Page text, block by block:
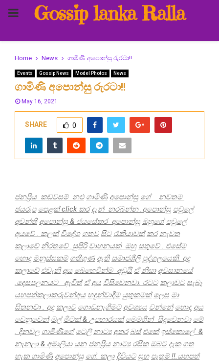
PRIMARY
MENU
Gossip lanka Ralla
Home News ගාමිණි අපොන්සු රුරටා!!
Events Gossip News Model Photos News
ගාමිණි අපොන්සු රුරටා!!
May 16, 2021
SHARE 0
ජනප්රිය කඩවසම් නළු ගාමිණි අපොන්සු ගේ
නවතම
ඡයරුප පෙළක්click කර දැන් නරබන්න. අපොන්සු පවුලේ
අවන්ති අපොන්සු & ජයසේකර අපොන්සු ඔහුගේ පවුලේ
අයවේ. කලක් විදේශ ගතව සිට රැකියාවක් කර නැවත
කලාවේ නිරතවේ. සුපිරි වාහනයක් ඔහු සතුවේ. එසේම
හොද මනුස්සකම් ගතිගුණ ඇති සමාජශීලි පුද්ගලයෙකි. අද
කලාවේ එවැනි අය බෙහෙවින්ම අඩුයි ඒ නිසා අවසානයේ
දෙසපලනයට ඇවිත් ඒ අය විසිවෙනවා. රටට කලාවට සැබෑ
යහපත්කලාකරුවන්අය හදුන්වාදීම යුතුකමක් ලෙස මා
සිතනවා. අද කලාව ගොඩනැගීමට අවශ්යය වන්නේ හොද අය
වෙනුවෙන් මල් මිටක්& උපහාරයක් මෙමගින් සිදුවෙනවා මේ
දිනවල ගාමිණීගේ ටෙලි නාට් අතර බස් එකේ ඉස්කොලේ&
නැනලා& අමාලියා යන ජනප්රිය නාට් රසික ඔබට දැක ගත
හැක ගාමිණි අපොන්සු ගේ. කලා දිවියට සුභ පැතුම්!!. යහපත්